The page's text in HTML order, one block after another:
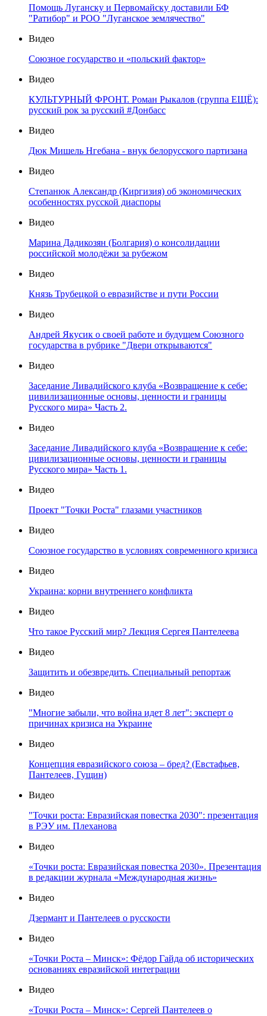
Помощь Луганску и Первомайску доставили БФ
"Ратибор" и РОО "Луганское землячество"
Видео
Союзное государство и «польский фактор»
Видео
КУЛЬТУРНЫЙ ФРОНТ. Роман Рыкалов (группа ЕЩЁ):
русский рок за русский #Донбасс
Видео
Дюк Мишель Нгебана - внук белорусского партизана
Видео
Степанюк Александр (Киргизия) об экономических
особенностях русской диаспоры
Видео
Марина Дадикозян (Болгария) о консолидации
российской молодёжи за рубежом
Видео
Князь Трубецкой о евразийстве и пути России
Видео
Андрей Якусик о своей работе и будущем Союзного
государства в рубрике "Двери открываются"
Видео
Заседание Ливадийского клуба «Возвращение к себе:
цивилизационные основы, ценности и границы
Русского мира» Часть 2.
Видео
Заседание Ливадийского клуба «Возвращение к себе:
цивилизационные основы, ценности и границы
Русского мира» Часть 1.
Видео
Проект "Точки Роста" глазами участников
Видео
Союзное государство в условиях современного кризиса
Видео
Украина: корни внутреннего конфликта
Видео
Что такое Русский мир? Лекция Сергея Пантелеева
Видео
Защитить и обезвредить. Специальный репортаж
Видео
"Многие забыли, что война идет 8 лет": эксперт о
причинах кризиса на Украине
Видео
Концепция евразийского союза – бред? (Евстафьев,
Пантелеев, Гущин)
Видео
"Точки роста: Евразийская повестка 2030": презентация
в РЭУ им. Плеханова
Видео
«Точки роста: Евразийская повестка 2030». Презентация
в редакции журнала «Международная жизнь»
Видео
Дзермант и Пантелеев о русскости
Видео
«Точки Роста – Минск»: Фёдор Гайда об исторических
основаниях евразийской интеграции
Видео
«Точки Роста – Минск»: Сергей Пантелеев о